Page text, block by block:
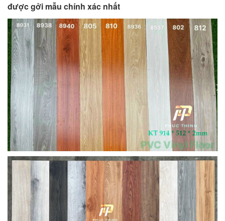
được gởi mẫu chính xác nhất